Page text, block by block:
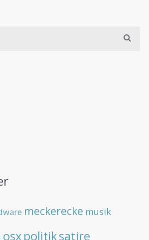
meckerecke musik
osxpolitiksatire